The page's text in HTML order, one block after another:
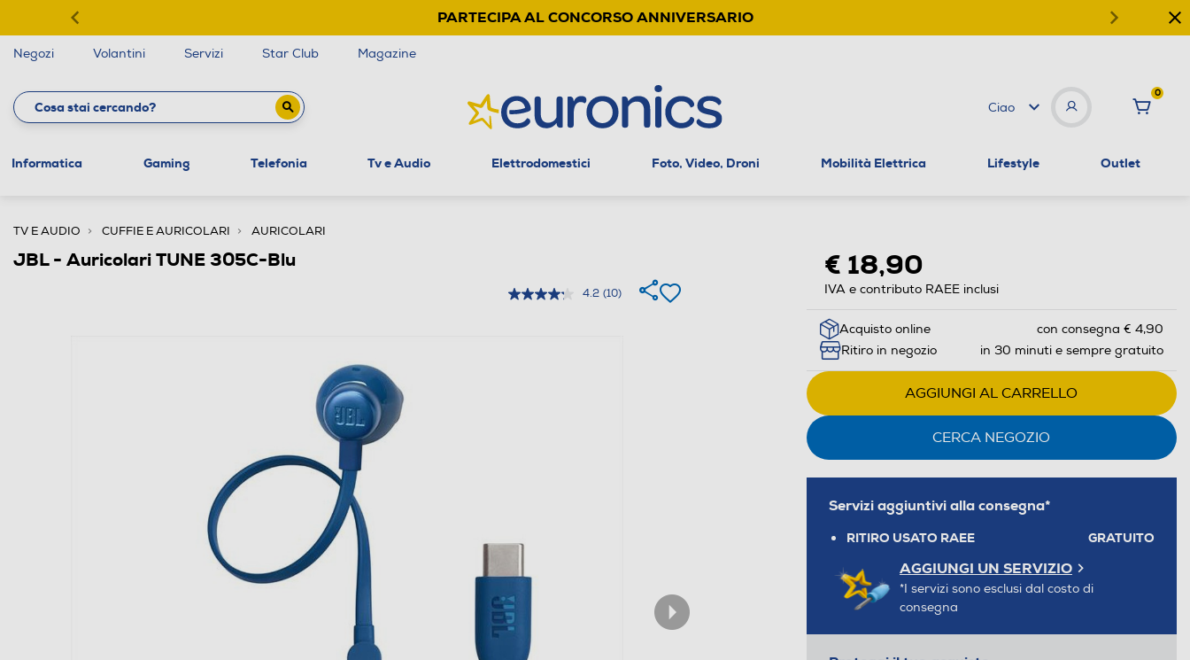
PARTECIPA AL CONCORSO ANNIVERSARIO
Negozi Volantini Servizi Star Club Magazine
Ciao
0
Informatica Gaming Telefonia Tv e Audio Elettrodomestici Foto, Video, Droni Mobilità Elettrica Lifestyle Outlet
TV E AUDIO CUFFIE E AURICOLARI AURICOLARI
JBL - Auricolari TUNE 305C-Blu
4.2 (10)
€ 18,90
IVA e contributo RAEE inclusi
Acquisto online
con consegna € 4,90
Ritiro in negozio
in 30 minuti e sempre gratuito
AGGIUNGI AL CARRELLO
CERCA NEGOZIO
Servizi aggiuntivi alla consegna*
RITIRO USATO RAEE GRATUITO
AGGIUNGI UN SERVIZIO
*I servizi sono esclusi dal costo di
consegna